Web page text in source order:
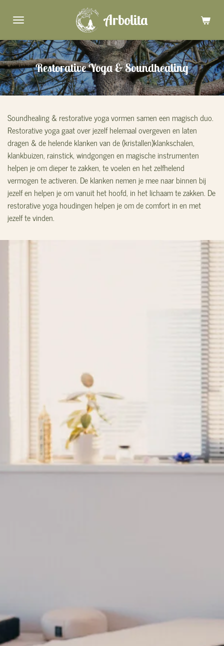
direct
de
hoofdinhoud
Arbolita
Restorative Yoga & Soundhealing
Soundhealing & restorative yoga vormen samen een magisch duo.
Restorative yoga gaat over jezelf helemaal overgeven en laten
dragen & de helende klanken van de (kristallen)klankschalen,
klankbuizen, rainstick, windgongen en magische instrumenten
helpen je om dieper te zakken, te voelen en het zelfhelend
vermogen te activeren. De klanken nemen je mee naar binnen bij
jezelf en helpen je om vanuit het hoofd, in het lichaam te zakken. De
restorative yoga houdingen helpen je om de comfort in en met
jezelf te vinden.